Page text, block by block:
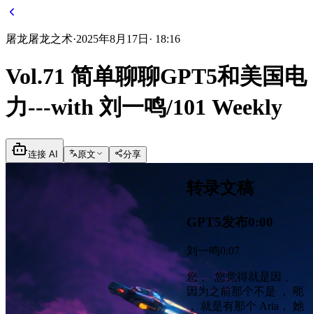
屠龙屠龙之术·2025年8月17日 · 18:16
Vol.71 简单聊聊GPT5和美国电
力---with 刘一鸣/101 Weekly
连接 AI 原文 分享
转录文稿
GPT5发布0:00
刘一鸣0:07
您 、 您觉得就是因 、
因为之前那个不是 ， 呃
， 就是有那个 Aria， 她